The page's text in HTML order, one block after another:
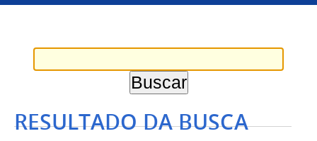
RESULTADO DA BUSCA